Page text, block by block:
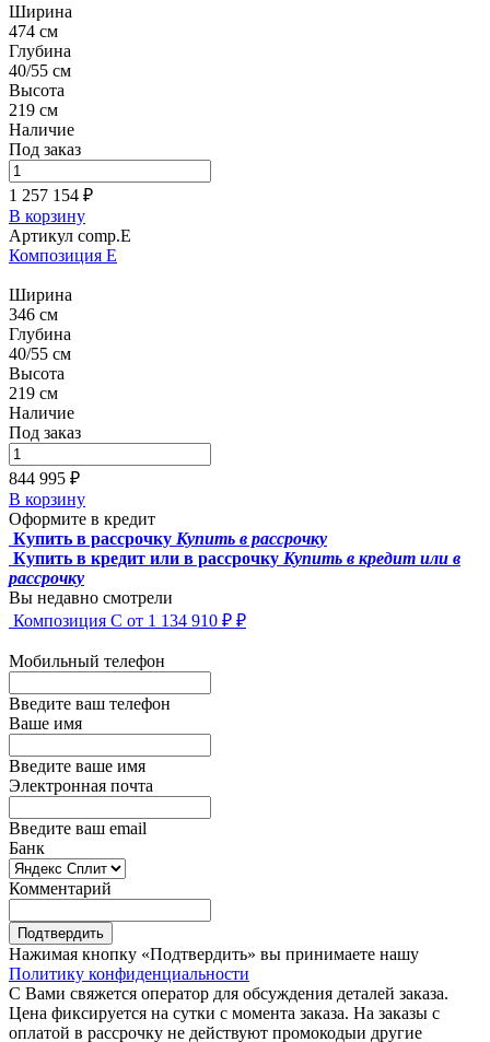
Ширина
474 см
Глубина
40/55 см
Высота
219 см
Наличие
Под заказ
1 257 154 ₽
В корзину
Артикул comp.E
Композиция E
Ширина
346 см
Глубина
40/55 см
Высота
219 см
Наличие
Под заказ
844 995 ₽
В корзину
Оформите в кредит
Купить в рассрочку Купить в рассрочку
Купить в кредит или в рассрочку Купить в кредит или в
рассрочку
Вы недавно смотрели
Композиция C от 1 134 910 ₽ ₽
Мобильный телефон
Введите ваш телефон
Ваше имя
Введите ваше имя
Электронная почта
Введите ваш email
Банк
Комментарий
Подтвердить
Нажимая кнопку «Подтвердить» вы принимаете нашу
Политику конфиденциальности
С Вами свяжется оператор для обсуждения деталей заказа.
Цена фиксируется на сутки с момента заказа. На заказы с
оплатой в рассрочку не действуют промокодыи другие